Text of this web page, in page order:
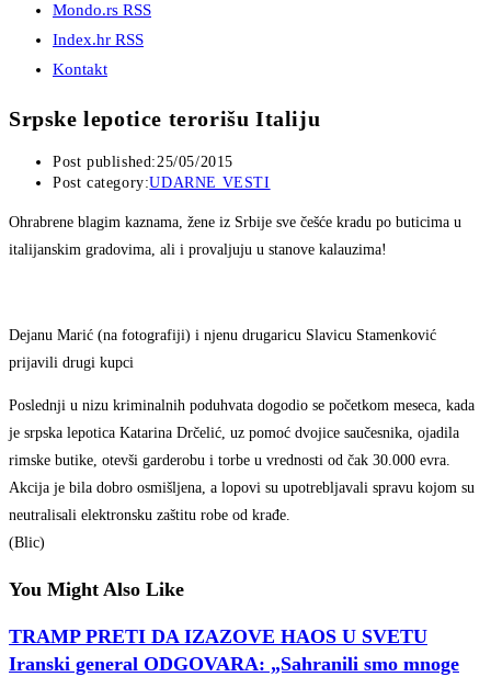
Mondo.rs RSS
Index.hr RSS
Kontakt
Srpske lepotice terorišu Italiju
Post published:25/05/2015
Post category:UDARNE VESTI
Ohrabrene blagim kaznama, žene iz Srbije sve češće kradu po buticima u
italijanskim gradovima, ali i provaljuju u stanove kalauzima!
Dejanu Marić (na fotografiji) i njenu drugaricu Slavicu Stamenković
prijavili drugi kupci
Poslednji u nizu kriminalnih poduhvata dogodio se početkom meseca, kada
je srpska lepotica Katarina Drčelić, uz pomoć dvojice saučesnika, ojadila
rimske butike, otevši garderobu i torbe u vrednosti od čak 30.000 evra.
Akcija je bila dobro osmišljena, a lopovi su upotrebljavali spravu kojom su
neutralisali elektronsku zaštitu robe od krađe.
(Blic)
You Might Also Like
TRAMP PRETI DA IZAZOVE HAOS U SVETU
Iranski general ODGOVARA: „Sahranili smo mnoge